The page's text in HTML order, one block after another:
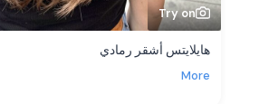
Try on
هايلايتس أشقر رمادي
More